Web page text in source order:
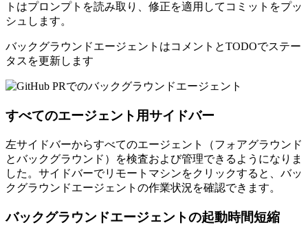
トはプロンプトを読み取り、修正を適用してコミットをプッ
シュします。
バックグラウンドエージェントはコメントとTODOでステー
タスを更新します
すべてのエージェント用サイドバー
左サイドバーからすべてのエージェント（フォアグラウンド
とバックグラウンド）を検査および管理できるようになりま
した。サイドバーでリモートマシンをクリックすると、バッ
クグラウンドエージェントの作業状況を確認できます。
バックグラウンドエージェントの起動時間短縮